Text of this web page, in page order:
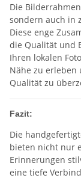
Die
sondern auch in
Diese enge
die Qualität und
Ihren lokalen
Nähe zu erleben
Qualität zu
Fazit:
Die
bieten nicht nur
Erinnerungen
eine tiefe